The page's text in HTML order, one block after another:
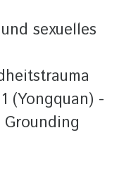
sexuelles
(Yongquan) -